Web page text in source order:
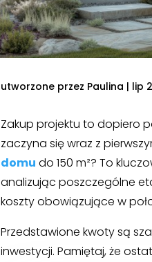
utworzone przez Paulina | lip
Zakup projektu to dopiero
zaczyna się wraz z
domu do 150 m²? To
analizując poszczególne
koszty obowiązujące w
Przedstawione kwoty są
inwestycji. Pamiętaj, że